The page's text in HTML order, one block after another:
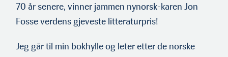
70 år senere, vinner jammen nynorsk-karen Jon
Fosse verdens gjeveste litteraturpris!
Jeg går til min bokhylle og leter etter de norske